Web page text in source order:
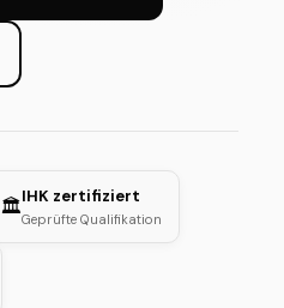
🏛️IHK zertifiziert
Geprüfte Qualifikation